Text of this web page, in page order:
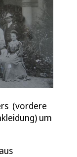
(vordere
um